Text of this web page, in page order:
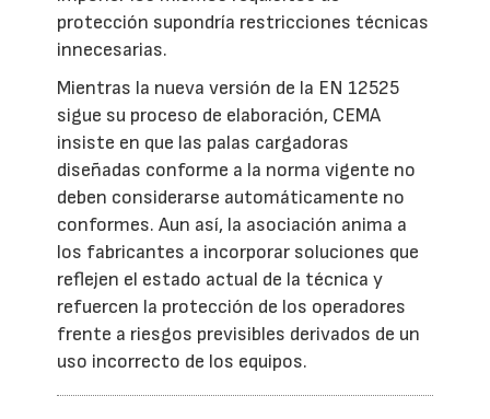
protección supondría restricciones técnicas
innecesarias.
Mientras la nueva versión de la EN 12525
sigue su proceso de elaboración, CEMA
insiste en que las palas cargadoras
diseñadas conforme a la norma vigente no
deben considerarse automáticamente no
conformes. Aun así, la asociación anima a
los fabricantes a incorporar soluciones que
reflejen el estado actual de la técnica y
refuercen la protección de los operadores
frente a riesgos previsibles derivados de un
uso incorrecto de los equipos.